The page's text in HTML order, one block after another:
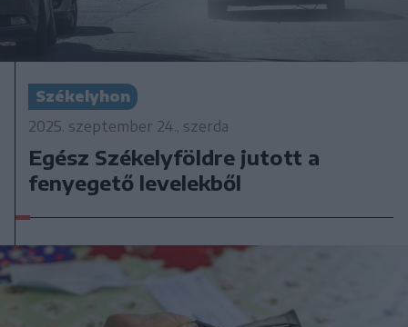
Székelyhon
2025. szeptember 24., szerda
Egész Székelyföldre jutott a
fenyegető levelekből